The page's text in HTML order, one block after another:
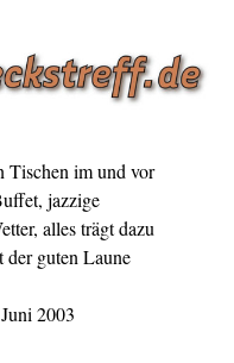
Tischen im und vor
jazzige
alles trägt dazu
der guten Laune
2003